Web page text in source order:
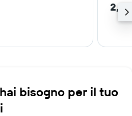
2,3
bisogno per il tuo